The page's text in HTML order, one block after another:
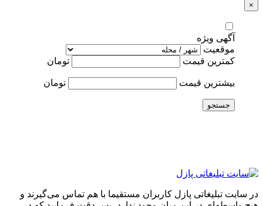
×
آگهی ویژه
موقعیت
کمترین قیمت
تومان
بیشترین قیمت تومان
جستجو
در سایت تبلیغاتی پازل کاربران مستقیما با هم تماس می‌گیرند و